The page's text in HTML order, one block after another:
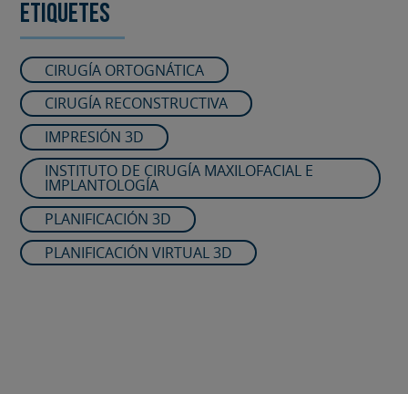
Etiquetes
CIRUGÍA ORTOGNÁTICA
CIRUGÍA RECONSTRUCTIVA
IMPRESIÓN 3D
INSTITUTO DE CIRUGÍA MAXILOFACIAL E
IMPLANTOLOGÍA
PLANIFICACIÓN 3D
PLANIFICACIÓN VIRTUAL 3D